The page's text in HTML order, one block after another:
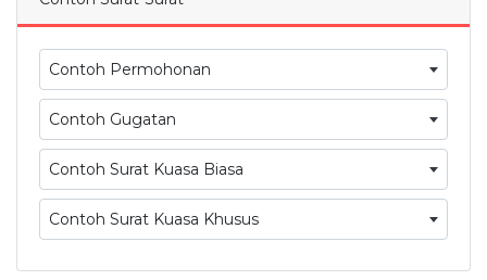
Contoh Permohonan
Contoh Gugatan
Contoh Surat Kuasa Biasa
Contoh Surat Kuasa Khusus